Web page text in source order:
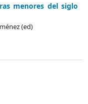
menores del siglo
(ed)